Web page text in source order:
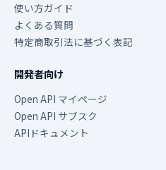
使い方ガイド
よくある質問
特定商取引法に基づく表記
開発者向け
Open API マイページ
Open API サブスク
APIドキュメント